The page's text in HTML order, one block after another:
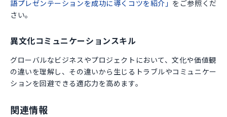
語プレゼンテーションを成功に導くコツを紹介」 をご参照くだ
さい。
異文化コミュニケーションスキル
グローバルなビジネスやプロジェクトにおいて、文化や価値観
の違いを理解し、その違いから生じるトラブルやコミュニケー
ションを回避できる適応力を高めます。
関連情報